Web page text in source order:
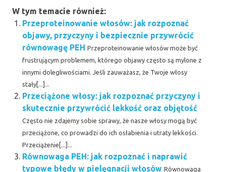
W tym temacie również:
Przeproteinowanie włosów: jak rozpoznać
objawy, przyczyny i bezpiecznie przywrócić
równowagę PEH Przeproteinowanie włosów może być
frustrującym problemem, którego objawy często są mylone z
innymi dolegliwościami. Jeśli zauważasz, że Twoje włosy
stały[...]...
Przeciążone włosy: jak rozpoznać przyczyny i
skutecznie przywrócić lekkość oraz objętość
Często nie zdajemy sobie sprawy, że nasze włosy mogą być
przeciążone, co prowadzi do ich osłabienia i utraty lekkości.
Przeciążenie[...]...
Równowaga PEH: jak rozpoznać i naprawić
typowe błędy w pielęgnacji włosów Równowaga